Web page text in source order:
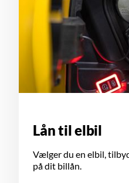
Lån til elbil
Vælger du en elbil,
på dit billån.